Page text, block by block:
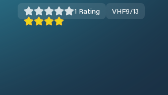
1 Rating VHF9/13